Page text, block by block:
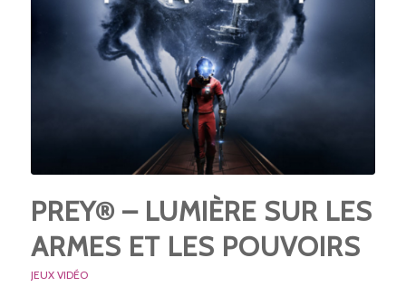
PREY® – LUMIÈRE SUR LES
ARMES ET LES POUVOIRS
JEUX VIDÉO